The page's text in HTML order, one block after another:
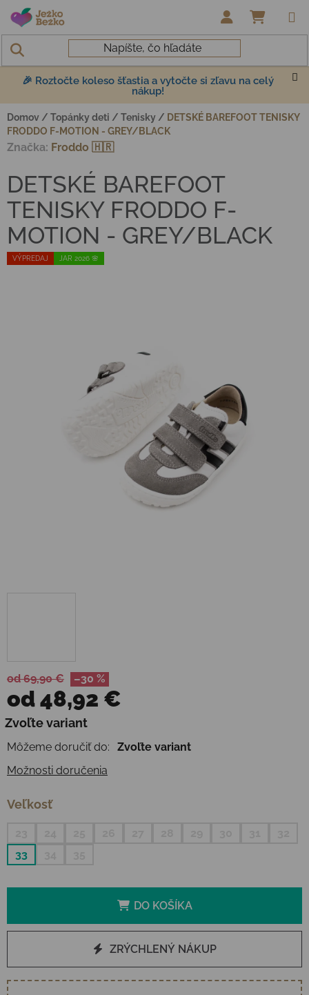
Prejsť na obsah
🎉 Roztočte koleso šťastia a vytočte si zľavu na celý
nákup!
Domov / Topánky deti / Tenisky / DETSKÉ BAREFOOT TENISKY
FRODDO F-MOTION - GREY/BLACK
od 69,90 € –30 %
od48,92 €
Jednotková cena:
Zvoľte variant
Môžeme doručiť do:
Zvoľte variant
Možnosti doručenia
Veľkosť
33
DO KOŠÍKA
ZRÝCHLENÝ NÁKUP
VÝPREDAJ JAR 2026 🌸
DETSKÉ BAREFOOT
TENISKY FRODDO F-
MOTION - GREY/BLACK
Značka: Froddo 🇭🇷